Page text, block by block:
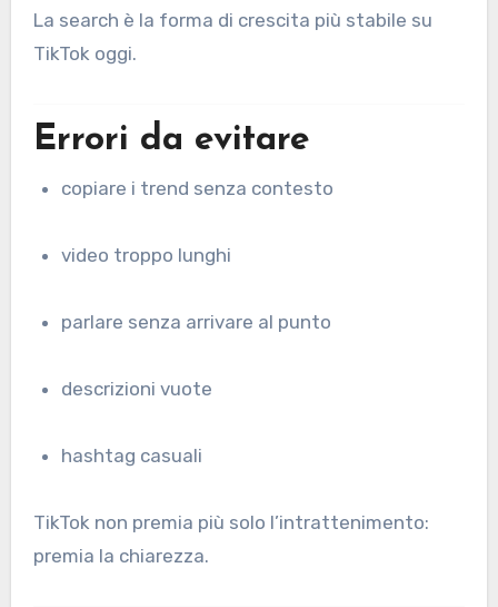
La search è la forma di crescita più stabile su
TikTok oggi.
Errori da evitare
copiare i trend senza contesto
video troppo lunghi
parlare senza arrivare al punto
descrizioni vuote
hashtag casuali
TikTok non premia più solo l’intrattenimento:
premia la chiarezza.